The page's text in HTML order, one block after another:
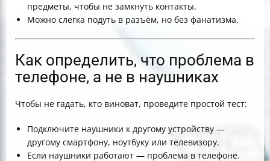
предметы, чтобы не замкнуть контакты.
Можно слегка подуть в разъём, но без фанатизма.
Как определить, что проблема в
телефоне, а не в наушниках
Чтобы не гадать, кто виноват, проведите простой тест:
Подключите наушники к другому устройству —
другому смартфону, ноутбуку или телевизору.
Если наушники работают — проблема в телефоне.